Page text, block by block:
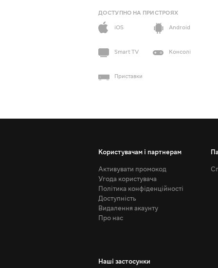
ДОСТУПНО НА ПРИСТРОЯХ
iOS
Android
Smart TV Консолі
Приставки
Користувачам і партнерам
Активувати промокод
Угода користувача
Політика конфіденційності
Доступність
Видалення акаунту
Про нас
Наші застосунки